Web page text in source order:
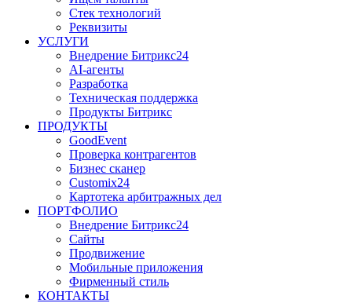
Стек технологий
Реквизиты
УСЛУГИ
Внедрение Битрикс24
AI-агенты
Разработка
Техническая поддержка
Продукты Битрикс
ПРОДУКТЫ
GoodEvent
Проверка контрагентов
Бизнес сканер
Customix24
Картотека арбитражных дел
ПОРТФОЛИО
Внедрение Битрикс24
Сайты
Продвижение
Мобильные приложения
Фирменный стиль
КОНТАКТЫ